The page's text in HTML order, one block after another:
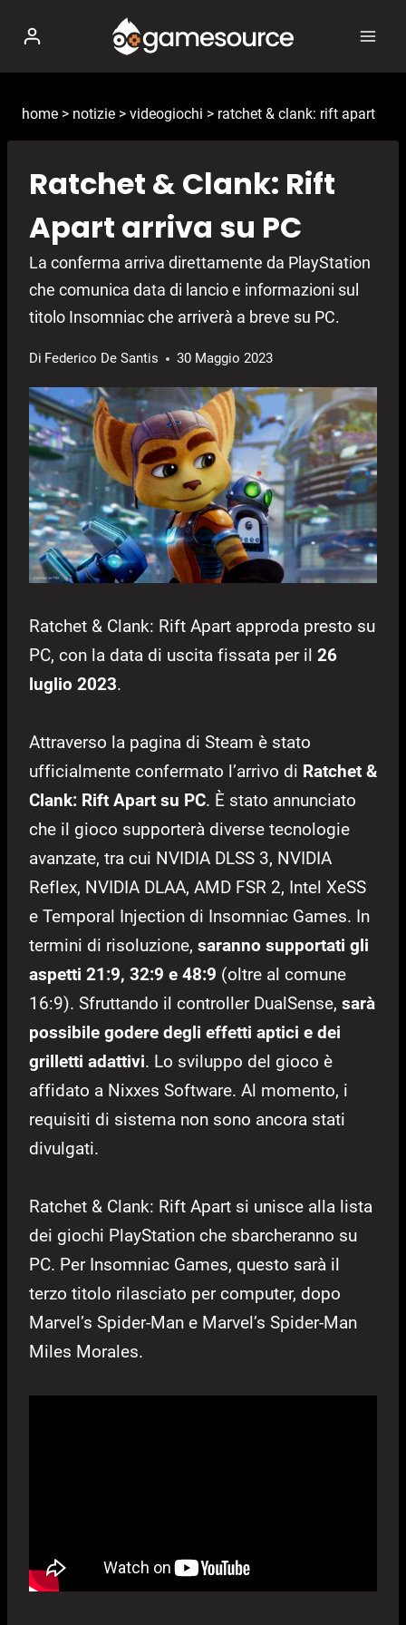
contenuto
home > notizie > videogiochi > ratchet & clank: rift apart
Ratchet & Clank: Rift
Apart arriva su PC
La conferma arriva direttamente da PlayStation
che comunica data di lancio e informazioni sul
titolo Insomniac che arriverà a breve su PC.
Di Federico De Santis 30 Maggio 2023
Ratchet & Clank: Rift Apart approda presto su
PC, con la data di uscita fissata per il 26
luglio 2023.
Attraverso la pagina di Steam è stato
ufficialmente confermato l’arrivo di Ratchet &
Clank: Rift Apart su PC. È stato annunciato
che il gioco supporterà diverse tecnologie
avanzate, tra cui NVIDIA DLSS 3, NVIDIA
Reflex, NVIDIA DLAA, AMD FSR 2, Intel XeSS
e Temporal Injection di Insomniac Games. In
termini di risoluzione, saranno supportati gli
aspetti 21:9, 32:9 e 48:9 (oltre al comune
16:9). Sfruttando il controller DualSense, sarà
possibile godere degli effetti aptici e dei
grilletti adattivi. Lo sviluppo del gioco è
affidato a Nixxes Software. Al momento, i
requisiti di sistema non sono ancora stati
divulgati.
Ratchet & Clank: Rift Apart si unisce alla lista
dei giochi PlayStation che sbarcheranno su
PC. Per Insomniac Games, questo sarà il
terzo titolo rilasciato per computer, dopo
Marvel’s Spider-Man e Marvel’s Spider-Man
Miles Morales.